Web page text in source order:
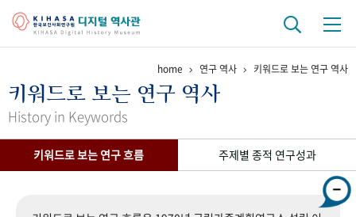
걸어온 길 기관 변천사 역대 기관장
연구 역사
home 연구 역사 키워드로 보는 연구 역사
키워드로 보는 연구 역사
History in Keywords
키워드로 보는 연구 흐름 주제별 종적 연구성과